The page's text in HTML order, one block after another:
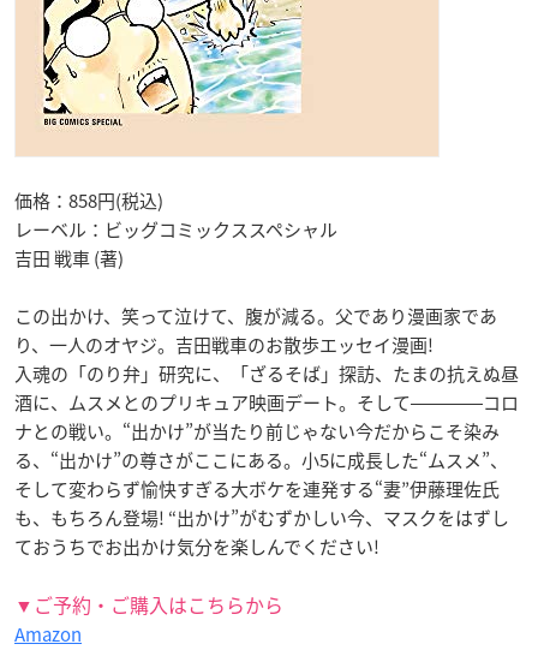
価格：858円(税込)
レーベル：ビッグコミックススペシャル
吉田 戦車 (著)
この出かけ、笑って泣けて、腹が減る。父であり漫画家であ
り、一人のオヤジ。吉田戦車のお散歩エッセイ漫画!
入魂の「のり弁」研究に、「ざるそば」探訪、たまの抗えぬ昼
酒に、ムスメとのプリキュア映画デート。そして――――コロ
ナとの戦い。“出かけ”が当たり前じゃない今だからこそ染み
る、“出かけ”の尊さがここにある。小5に成長した“ムスメ”、
そして変わらず愉快すぎる大ボケを連発する“妻”伊藤理佐氏
も、もちろん登場! “出かけ”がむずかしい今、マスクをはずし
ておうちでお出かけ気分を楽しんでください!
▼ご予約・ご購入はこちらから
Amazon